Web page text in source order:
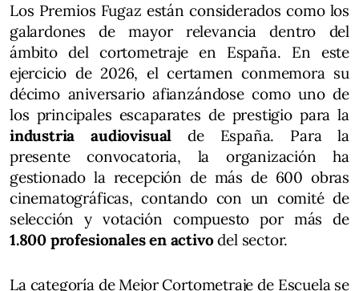
Los Premios Fugaz están considerados como los
galardones de mayor relevancia dentro del
ámbito del cortometraje en España. En este
ejercicio de 2026, el certamen conmemora su
décimo aniversario afianzándose como uno de
los principales escaparates de prestigio para la
industria audiovisual de España. Para la
presente convocatoria, la organización ha
gestionado la recepción de más de 600 obras
cinematográficas, contando con un comité de
selección y votación compuesto por más de
1.800 profesionales en activodel sector.
La categoría de Mejor Cortometraje de Escuela se